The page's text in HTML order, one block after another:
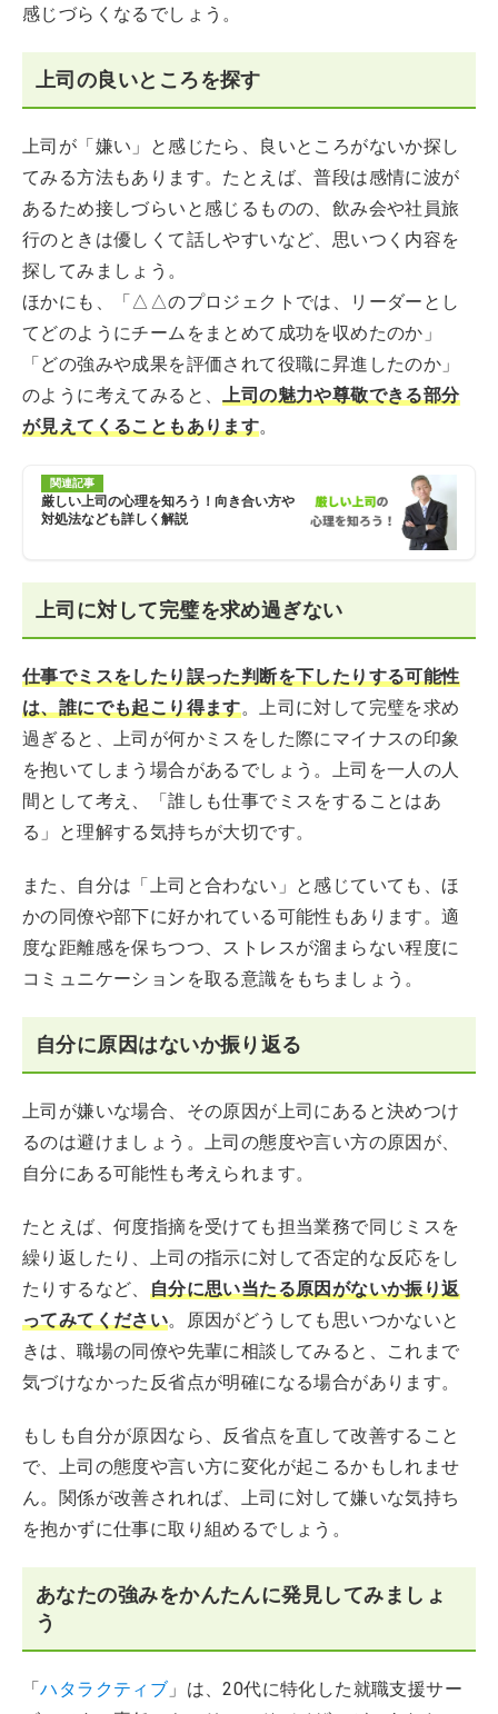
感じづらくなるでしょう。
上司の良いところを探す
上司が「嫌い」と感じたら、良いところがないか探し
てみる方法もあります。たとえば、普段は感情に波が
あるため接しづらいと感じるものの、飲み会や社員旅
行のときは優しくて話しやすいなど、思いつく内容を
探してみましょう。
ほかにも、「△△のプロジェクトでは、リーダーとし
てどのようにチームをまとめて成功を収めたのか」
「どの強みや成果を評価されて役職に昇進したのか」
のように考えてみると、上司の魅力や尊敬できる部分
が見えてくることもあります。
関連記事
厳しい上司の心理を知ろう！向き合い方や
対処法なども詳しく解説
上司に対して完璧を求め過ぎない
仕事でミスをしたり誤った判断を下したりする可能性
は、誰にでも起こり得ます。上司に対して完璧を求め
過ぎると、上司が何かミスをした際にマイナスの印象
を抱いてしまう場合があるでしょう。上司を一人の人
間として考え、「誰しも仕事でミスをすることはあ
る」と理解する気持ちが大切です。
また、自分は「上司と合わない」と感じていても、ほ
かの同僚や部下に好かれている可能性もあります。適
度な距離感を保ちつつ、ストレスが溜まらない程度に
コミュニケーションを取る意識をもちましょう。
自分に原因はないか振り返る
上司が嫌いな場合、その原因が上司にあると決めつけ
るのは避けましょう。上司の態度や言い方の原因が、
自分にある可能性も考えられます。
たとえば、何度指摘を受けても担当業務で同じミスを
繰り返したり、上司の指示に対して否定的な反応をし
たりするなど、 自分に思い当たる原因がないか振り返
ってみてください。原因がどうしても思いつかないと
きは、職場の同僚や先輩に相談してみると、これまで
気づけなかった反省点が明確になる場合があります。
もしも自分が原因なら、反省点を直して改善すること
で、上司の態度や言い方に変化が起こるかもしれませ
ん。関係が改善されれば、上司に対して嫌いな気持ち
を抱かずに仕事に取り組めるでしょう。
あなたの強みをかんたんに発見してみましょ
う
「ハタラクティブ 」は、20代に特化した就職支援サー